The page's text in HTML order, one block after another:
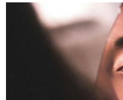
Afbeelding